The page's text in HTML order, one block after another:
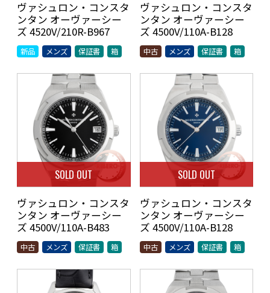
ヴァシュロン・コンスタ
ンタン オーヴァーシー
ズ 4520V/210R-B967
新品 メンズ 保証書 箱
ヴァシュロン・コンスタ
ンタン オーヴァーシー
ズ 4500V/110A-B128
中古 メンズ 保証書 箱
SOLD OUT
ヴァシュロン・コンスタ
ンタン オーヴァーシー
ズ 4500V/110A-B483
中古 メンズ 保証書 箱
SOLD OUT
ヴァシュロン・コンスタ
ンタン オーヴァーシー
ズ 4500V/110A-B128
中古 メンズ 保証書 箱